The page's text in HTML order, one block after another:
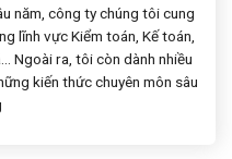
năm, công ty chúng tôi cung
lĩnh vực Kiểm toán, Kế toán,
Ngoài ra, tôi còn dành nhiều
kiến thức chuyên môn sâu